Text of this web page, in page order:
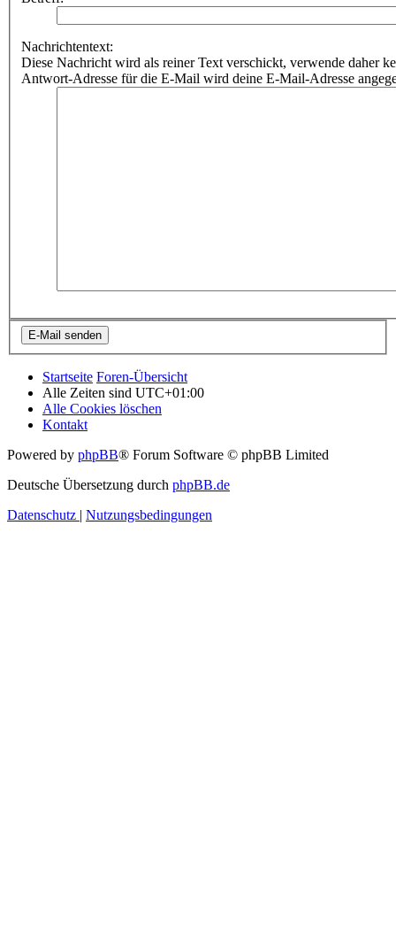
Nachrichtentext:
Diese Nachricht wird als reiner Text verschickt, verwende daher
Antwort-Adresse für die E-Mail wird deine E-Mail-Adresse
Startseite Foren-Übersicht
Alle Zeiten sind UTC+01:00
Alle Cookies löschen
Kontakt
Powered by phpBB® Forum Software © phpBB Limited
Deutsche Übersetzung durch phpBB.de
Datenschutz
Nutzungsbedingungen